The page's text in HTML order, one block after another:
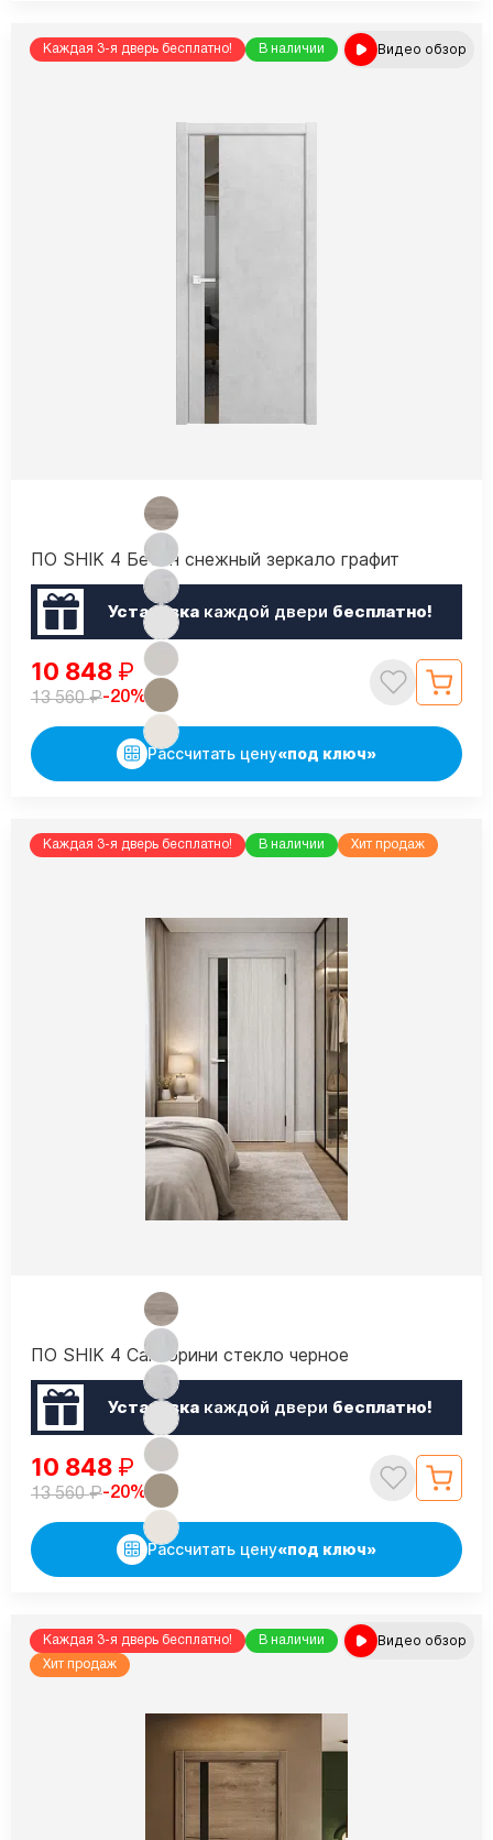
Каждая 3-я дверь бесплатно! В наличии Видео обзор
ПО SHIK 4 Бетон снежный зеркало графит
Установкакаждой двери бесплатно!
10 848 ₽
13 560₽-20%
Рассчитать цену«под ключ»
Каждая 3-я дверь бесплатно! В наличии Хит продаж
ПО SHIK 4 Санторини стекло черное
Установкакаждой двери бесплатно!
10 848 ₽
13 560₽-20%
Рассчитать цену«под ключ»
Каждая 3-я дверь бесплатно!
В наличии
Хит продаж
Видео обзор